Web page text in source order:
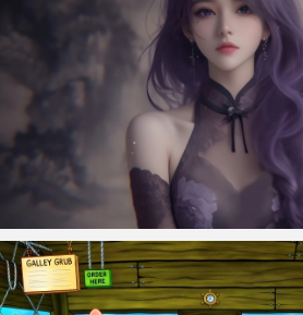
仙侠凌仙 紫色长卷发美女 古风古典 4K壁纸